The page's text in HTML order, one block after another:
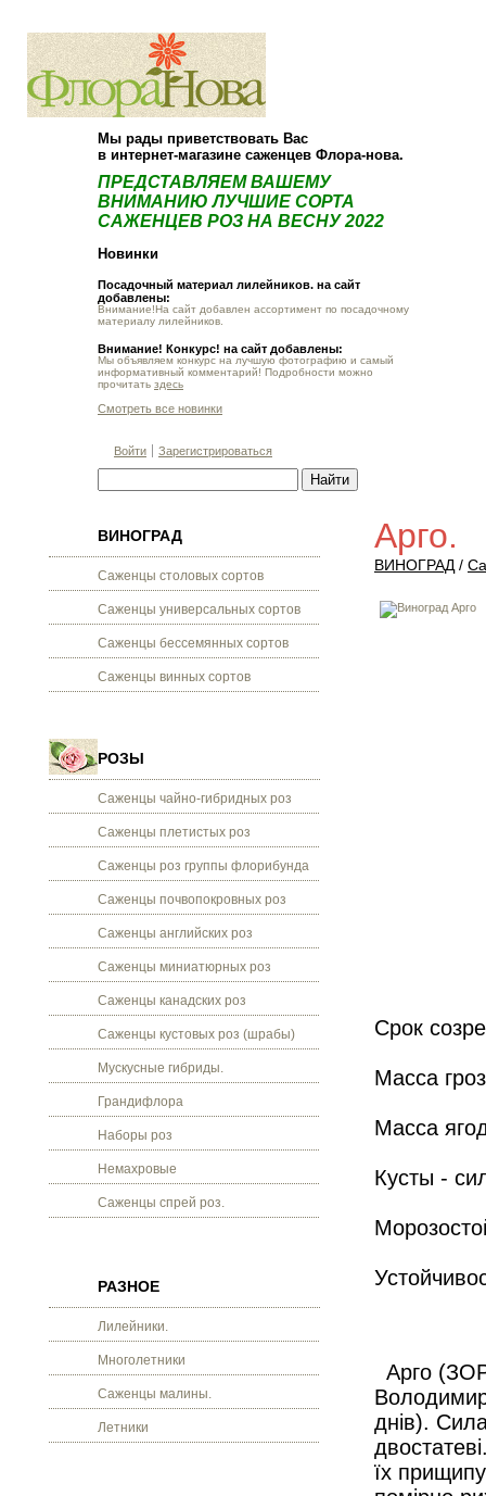
Мы рады приветствовать Вас
в интернет-магазине саженцев Флора-нова.
ПРЕДСТАВЛЯЕМ ВАШЕМУ
ВНИМАНИЮ ЛУЧШИЕ СОРТА
САЖЕНЦЕВ РОЗ НА ВЕСНУ 2022
Новинки
Посадочный материал лилейников. на сайт
добавлены:
Внимание!На сайт добавлен ассортимент по посадочному
материалу лилейников.
Внимание! Конкурс! на сайт добавлены:
Мы объявляем конкурс на лучшую фотографию и самый
информативный комментарий! Подробности можно
прочитать здесь
Смотреть все новинки
Войти Зарегистрироваться
ВИНОГРАД
Саженцы столовых сортов
Саженцы универсальных сортов
Саженцы бессемянных сортов
Саженцы винных сортов
РОЗЫ
Саженцы чайно-гибридных роз
Саженцы плетистых роз
Саженцы роз группы флорибунда
Саженцы почвопокровных роз
Саженцы английских роз
Саженцы миниатюрных роз
Саженцы канадских роз
Саженцы кустовых роз (шрабы)
Мускусные гибриды.
Грандифлора
Наборы роз
Немахровые
Саженцы спрей роз.
РАЗНОЕ
Лилейники.
Многолетники
Саженцы малины.
Летники
Арго.
ВИНОГРАД /
Срок
Масса
Масса
Кусты -
Арго
днів).
їх